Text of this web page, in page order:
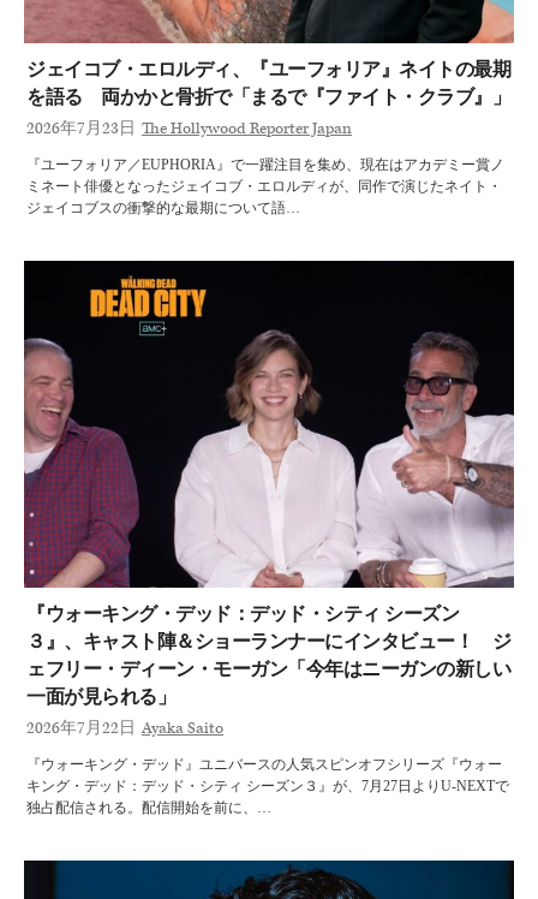
ジェイコブ・エロルディ、『ユーフォリア』ネイトの最期
を語る 両かかと骨折で「まるで『ファイト・クラブ』」
2026年7月23日 The Hollywood Reporter Japan
『ユーフォリア／EUPHORIA』で一躍注目を集め、現在はアカデミー賞ノ
ミネート俳優となったジェイコブ・エロルディが、同作で演じたネイト・
ジェイコブスの衝撃的な最期について語…
『ウォーキング・デッド：デッド・シティ シーズン
３』、キャスト陣＆ショーランナーにインタビュー！ ジ
ェフリー・ディーン・モーガン「今年はニーガンの新しい
一面が見られる」
2026年7月22日 Ayaka Saito
『ウォーキング・デッド』ユニバースの人気スピンオフシリーズ『ウォー
キング・デッド：デッド・シティ シーズン３』が、7月27日よりU-NEXTで
独占配信される。配信開始を前に、…